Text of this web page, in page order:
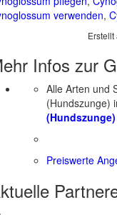
verwenden,
Erstellt
Infos zur
Alle Arten und
(Hundszunge)
(Hundszunge)
Preiswerte